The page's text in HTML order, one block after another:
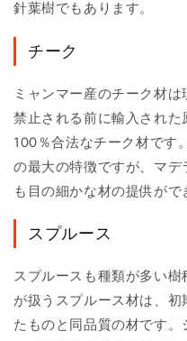
針葉樹でもあります。
チーク
ミャンマー産のチーク材は
禁止される前に輸入された
100％合法なチーク材です
の最大の特徴ですが、マ
も目の細かな材の提供がで
スプルース
スプルースも種類が多い
が扱うスプルース材は、
たものと同品質の材です